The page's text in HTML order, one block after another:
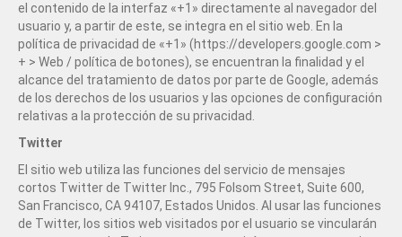
el contenido de la interfaz «+1» directamente al navegador del
usuario y, a partir de este, se integra en el sitio web. En la
política de privacidad de «+1» (https://developers.google.com >
+ > Web / política de botones), se encuentran la finalidad y el
alcance del tratamiento de datos por parte de Google, además
de los derechos de los usuarios y las opciones de configuración
relativas a la protección de su privacidad.
Twitter
El sitio web utiliza las funciones del servicio de mensajes
cortos Twitter de Twitter Inc., 795 Folsom Street, Suite 600,
San Francisco, CA 94107, Estados Unidos. Al usar las funciones
de Twitter, los sitios web visitados por el usuario se vincularán